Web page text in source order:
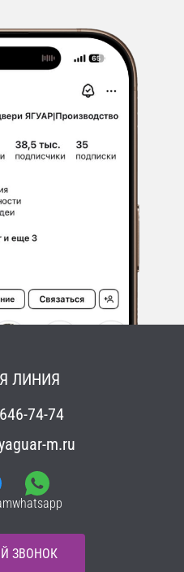
ЛИНИЯ
74-74
m.ru
whatsapp
ЗВОНОК